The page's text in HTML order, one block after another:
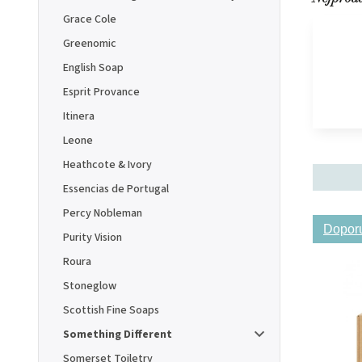
Grace Cole
Greenomic
English Soap
Esprit Provance
Itinera
Leone
Heathcote & Ivory
Essencias de Portugal
Percy Nobleman
Purity Vision
Roura
Stoneglow
Scottish Fine Soaps
Something Different
Somerset Toiletry